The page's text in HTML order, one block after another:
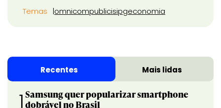
Temas omnicompublicisipgeconomia
Recentes Mais lidas
1 Samsung quer popularizar smartphone
dobrável no Brasil